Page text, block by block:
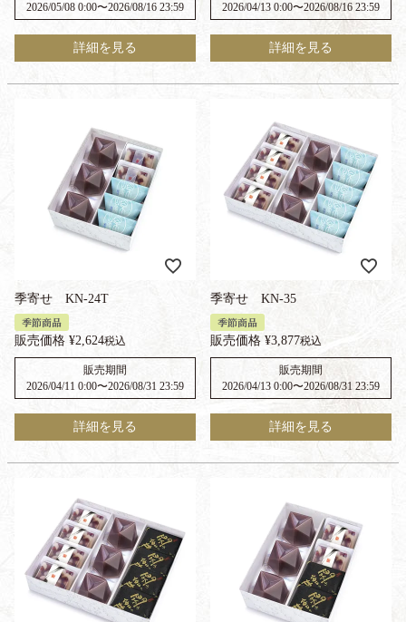
2026/05/08 0:00〜2026/08/16 23:59
詳細を見る
2026/04/13 0:00〜2026/08/16 23:59
詳細を見る
季寄せ KN-24T
季節商品
販売価格 ¥2,624税込
販売期間
2026/04/11 0:00〜2026/08/31 23:59
詳細を見る
季寄せ KN-35
季節商品
販売価格 ¥3,877税込
販売期間
2026/04/13 0:00〜2026/08/31 23:59
詳細を見る